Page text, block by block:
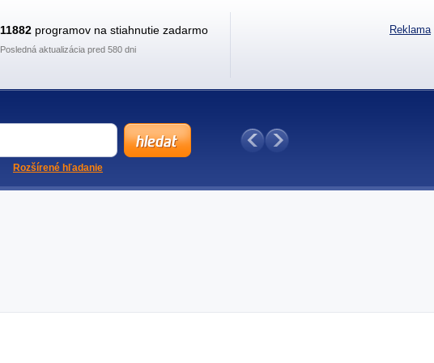
11882 programov na stiahnutie zadarmo
Posledná aktualizácia pred 580 dni
Reklama
Rozšírené hľadanie